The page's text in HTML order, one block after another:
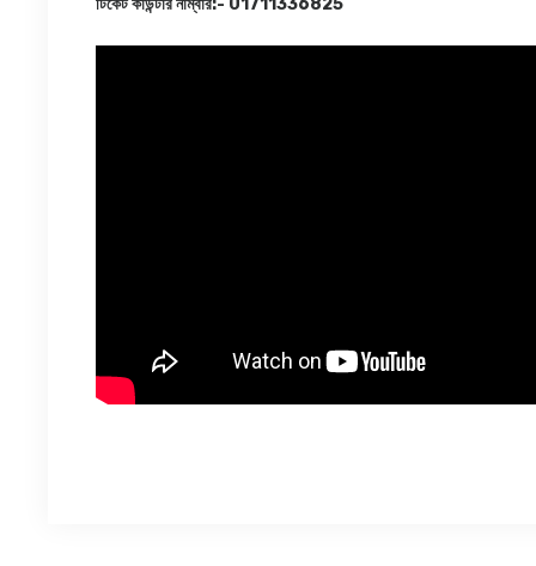
টিকেট কাউন্টার নাম্বার:- 01711336825